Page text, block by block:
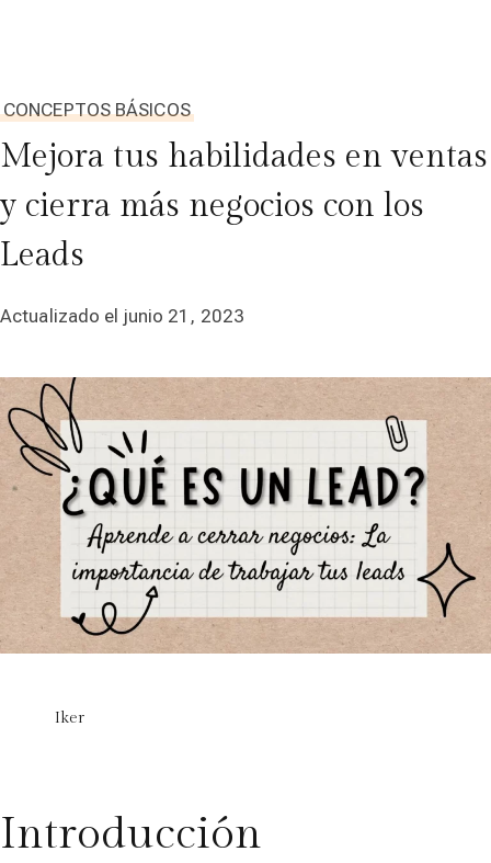
CONCEPTOS BÁSICOS
Mejora tus habilidades en ventas
y cierra más negocios con los
Leads
Actualizado el junio 21, 2023
Iker
Introducción